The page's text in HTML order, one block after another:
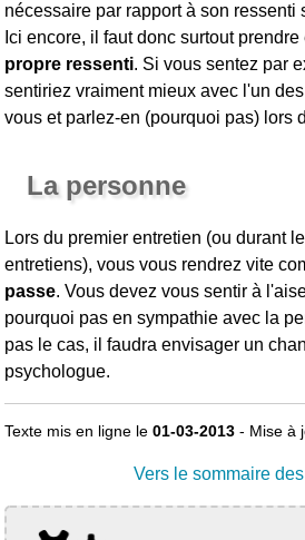
nécessaire par rapport à son ressenti
Ici encore, il faut donc surtout
propre ressenti. Si vous sentez par
sentiriez vraiment mieux avec l'un
vous et parlez-en (pourquoi pas) lors
La personne
Lors du premier entretien (ou durant
entretiens), vous vous rendrez vite
passe. Vous devez vous sentir à
pourquoi pas en sympathie avec la
pas le cas, il faudra envisager un
psychologue.
Texte mis en ligne le01-03-2013 - Mise à
Vers le sommaire